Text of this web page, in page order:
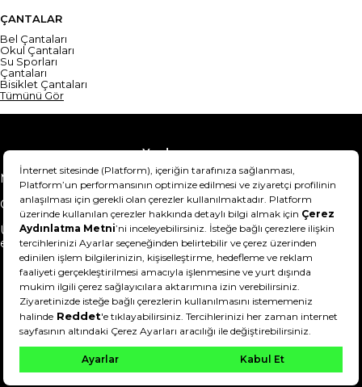
ÇANTALAR
Bel Çantaları
Okul Çantaları
Su Sporları
Çantaları
Bisiklet Çantaları
Tümünü Gör
Yardım
Mesafeli Satış Sözleşmesi
Teslimat Bilgisi
Gizlilik Sözleşmesi
Şartlar & Koşullar
Ürünümü nasıl iade
edebilirim?
Hakkımızda
DeFactoFIT ©️ 2022-2026. Tüm hakları saklıdır.
11